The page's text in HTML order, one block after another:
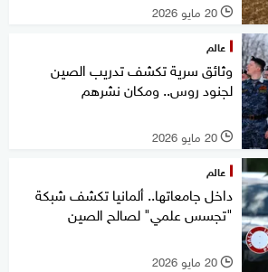
l 20 مايو 2026
عالم
وثائق سرية تكشف تدريب الصين
لجنود روس.. ومكان نشرهم
l 20 مايو 2026
عالم
داخل جامعاتها.. ألمانيا تكشف شبكة
"تجسس علمي" لصالح الصين
l 20 مايو 2026